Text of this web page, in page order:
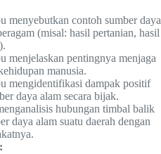
menyebutkan contoh sumber daya
(misal: hasil pertanian, hasil
menjelaskan pentingnya menjaga
manusia.
mengidentifikasi dampak positif
daya alam secara bijak.
hubungan timbal balik
daya alam suatu daerah dengan